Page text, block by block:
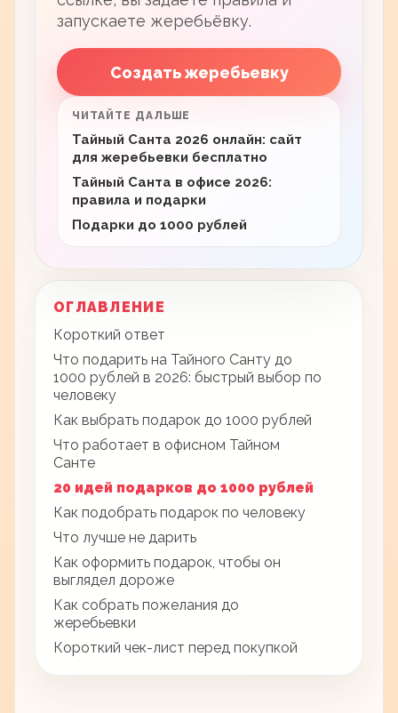
запускаете жеребьёвку.
Создать жеребьевку
ЧИТАЙТЕ ДАЛЬШЕ
Тайный Санта 2026 онлайн: сайт
для жеребьевки бесплатно
Тайный Санта в офисе 2026:
правила и подарки
Подарки до 1000 рублей
ОГЛАВЛЕНИЕ
Короткий ответ
Что подарить на Тайного Санту до
1000 рублей в 2026: быстрый выбор по
человеку
Как выбрать подарок до 1000 рублей
Что работает в офисном Тайном
Санте
20 идей подарков до 1000 рублей
Как подобрать подарок по человеку
Что лучше не дарить
Как оформить подарок, чтобы он
выглядел дороже
Как собрать пожелания до
жеребьевки
Короткий чек-лист перед покупкой